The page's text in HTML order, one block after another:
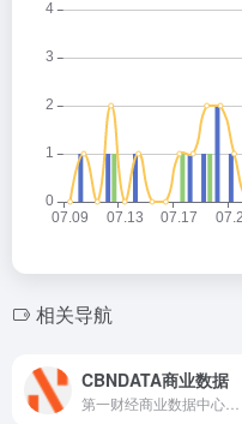
相关导航
CBNDATA商业数据